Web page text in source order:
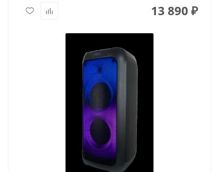
13 890 ₽